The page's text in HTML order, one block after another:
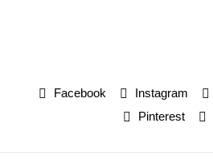
Facebook Instagram
Pinterest